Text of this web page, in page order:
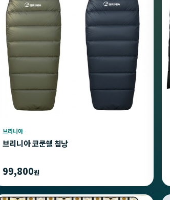
브리니아
브리니아 코쿤쉘 침낭
99,800원